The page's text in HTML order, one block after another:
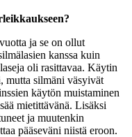
ja se on ollut
kanssa kuin
oli rasittavaa. Käytin
mutta silmäni väsyivät
käytön muistaminen
mietittävänä. Lisäksi
ja muutenkin
pääseväni niistä eroon.